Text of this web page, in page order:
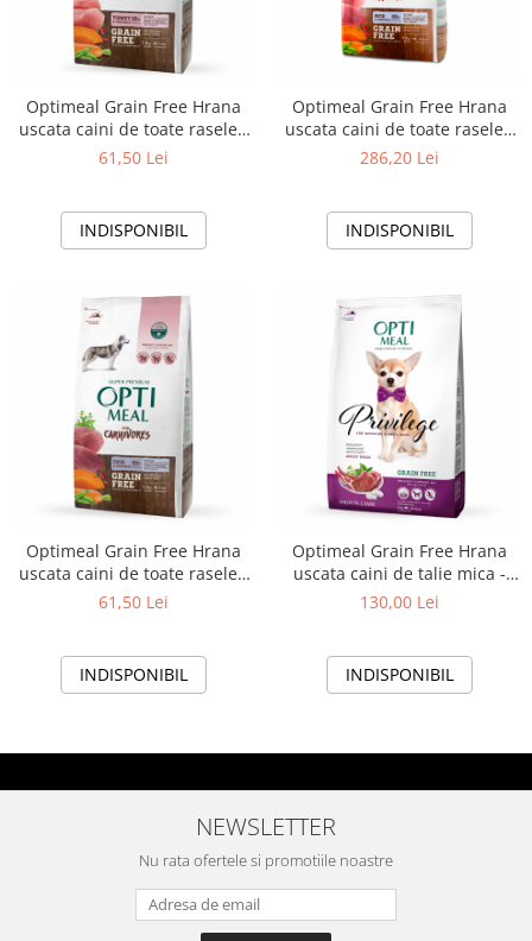
Optimeal Grain Free Hrana
uscata caini de toate rasele -
Curcan si legume, 1,5kg
61,50 Lei
INDISPONIBIL
Optimeal Grain Free Hrana
uscata caini de toate rasele -
Rata si legume, 10kg
286,20 Lei
INDISPONIBIL
Optimeal Grain Free Hrana
uscata caini de toate rasele -
Rata si legume, 1,5 kg
61,50 Lei
INDISPONIBIL
Optimeal Grain Free Hrana
uscata caini de talie mica -
continut ridicat de miel, 4kg
130,00 Lei
INDISPONIBIL
NEWSLETTER
Nu rata ofertele si promotiile noastre